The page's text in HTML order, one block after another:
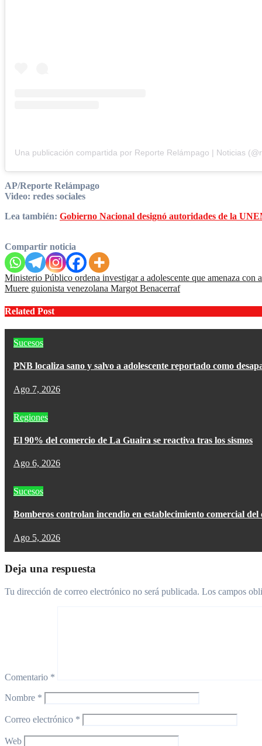
AP/Reporte Relámpago
Video: redes sociales
Lea también: Gobierno Nacional designó autoridades de la
Compartir noticia
Navegación
de
entradas
Ministerio Público ordena investigar a adolescente que amenaza con
Muere guionista venezolana Margot Benacerraf
Related Post
Sucesos
PNB localiza sano y salvo a adolescente reportado como
Ago 7, 2026
Regiones
El 90% del comercio de La Guaira se reactiva tras los sismos
Ago 6, 2026
Sucesos
Bomberos controlan incendio en establecimiento comercial
Ago 5, 2026
Deja una respuesta
Tu dirección de correo electrónico no será publicada. Los campos
Comentario *
Nombre *
Correo electrónico *
Web